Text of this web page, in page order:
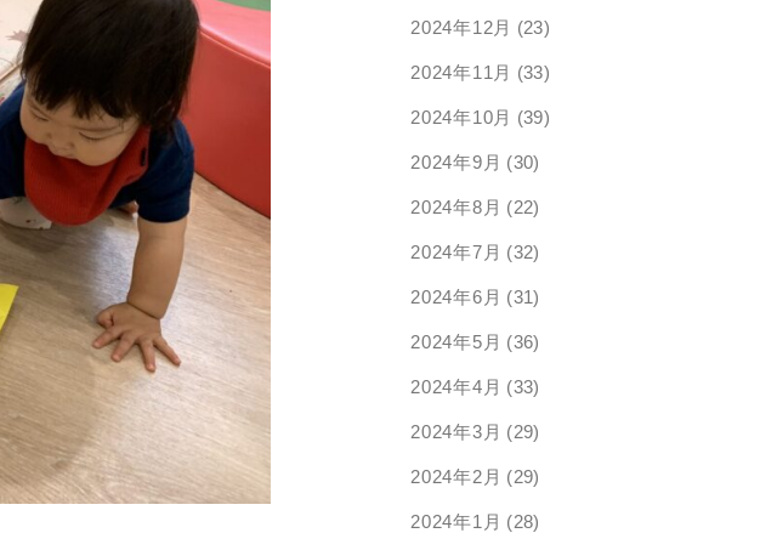
2024年12月 (23)
2024年11月 (33)
2024年10月 (39)
2024年9月 (30)
2024年8月 (22)
2024年7月 (32)
2024年6月 (31)
2024年5月 (36)
2024年4月 (33)
2024年3月 (29)
2024年2月 (29)
2024年1月 (28)